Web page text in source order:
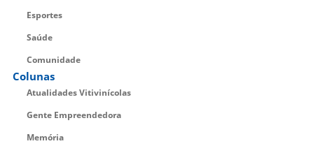
Esportes
Saúde
Comunidade
Colunas
Atualidades Vitivinícolas
Gente Empreendedora
Memória